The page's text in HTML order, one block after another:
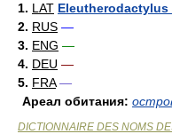
1. LAT
2. RUS —
3. ENG —
4. DEU —
5. FRA —
Ареал обитания:
DICTIONNAIRE DES NOMS